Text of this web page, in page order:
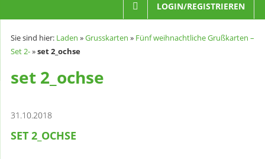
e.V.
LOGIN/REGISTRIEREN
Sie sind hier: Laden »Grusskarten » Fünf weihnachtliche Grußkarten –
Set 2-»set 2_ochse
set 2_ochse
31.10.2018
SET 2_OCHSE